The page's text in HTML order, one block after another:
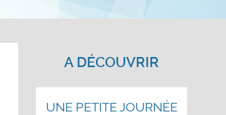
A DÉCOUVRIR
UNE PETITE JOURNÉE